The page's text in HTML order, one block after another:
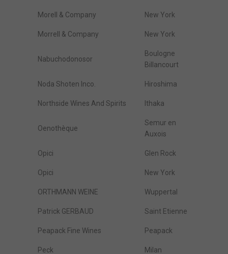
Morell & Company New York
Morrell & Company New York
Nabuchodonosor
Boulogne
Billancourt
Noda Shoten Inco. Hiroshima
Northside Wines And Spirits Ithaka
Oenothèque
Semur en
Auxois
Opici Glen Rock
Opici New York
ORTHMANN WEINE Wuppertal
Patrick GERBAUD Saint Etienne
Peapack Fine Wines Peapack
Peck Milan